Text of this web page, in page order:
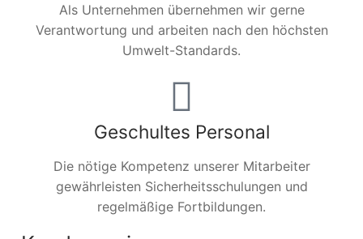
Als Unternehmen übernehmen wir gerne
Verantwortung und arbeiten nach den höchsten
Umwelt-Standards.
Geschultes Personal
Die nötige Kompetenz unserer Mitarbeiter
gewährleisten Sicherheitsschulungen und
regelmäßige Fortbildungen.